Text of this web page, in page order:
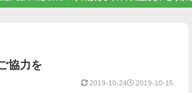
協力を
2019-10-15
2019-10-24